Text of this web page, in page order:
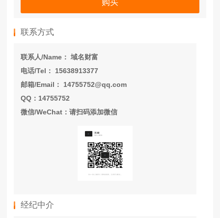
购买
联系方式
联系人/Name： 域名财富
电话/Tel： 15638913377
邮箱/Email： 14755752@qq.com
QQ：14755752
微信/WeChat：请扫码添加微信
经纪中介